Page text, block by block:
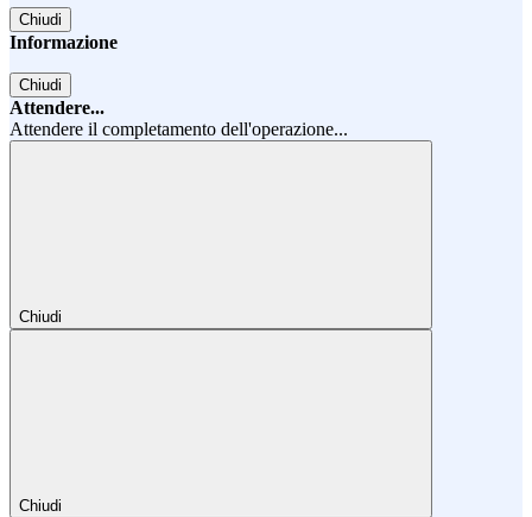
Chiudi
Informazione
Chiudi
Attendere...
Attendere il completamento dell'operazione...
Chiudi
Chiudi